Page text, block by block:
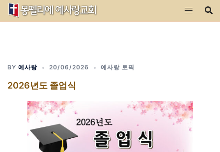
Skip
BY 예사랑 20/06/2026 예사랑 토픽
2026년도 졸업식